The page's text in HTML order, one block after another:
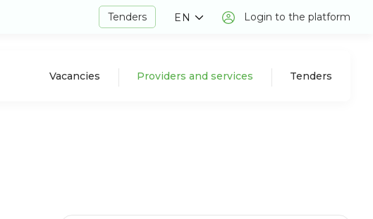
Tenders EN Login to the platform
Vacancies Providers and services Tenders